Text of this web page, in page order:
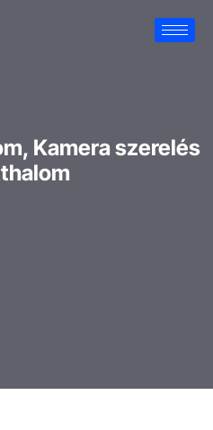
Kamera szerelés